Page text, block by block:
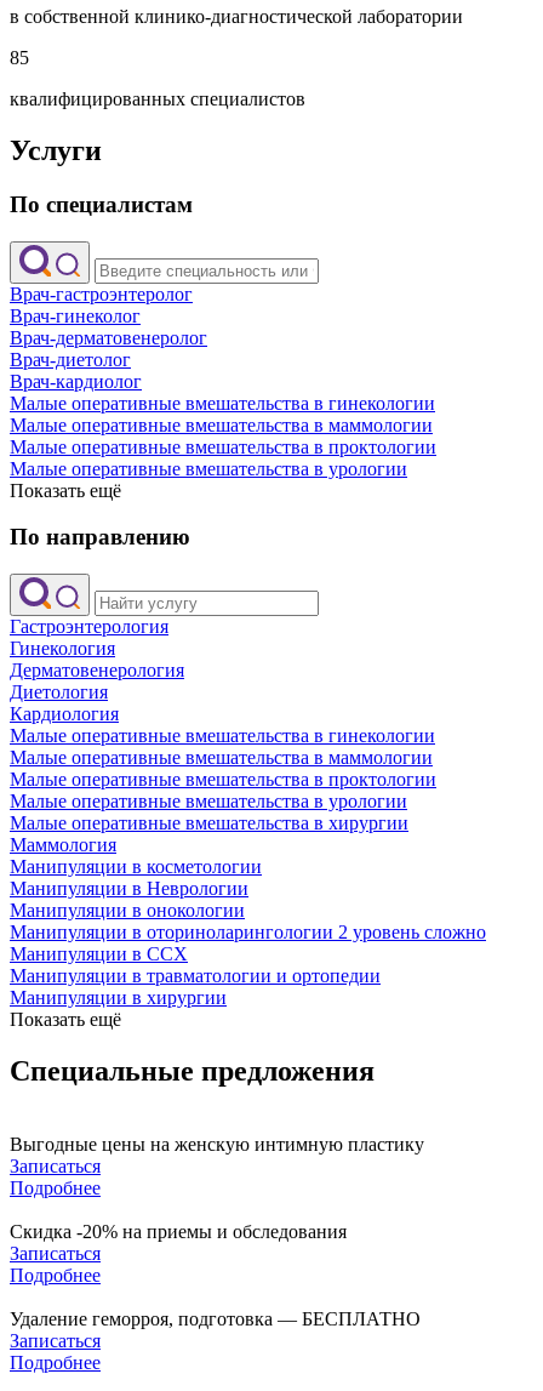
в собственной клинико-диагностической лаборатории
85
квалифицированных специалистов
Услуги
По специалистам
Врач-гастроэнтеролог
Врач-гинеколог
Врач-дерматовенеролог
Врач-диетолог
Врач-кардиолог
Малые оперативные вмешательства в гинекологии
Малые оперативные вмешательства в маммологии
Малые оперативные вмешательства в проктологии
Малые оперативные вмешательства в урологии
Показать ещё
По направлению
Гастроэнтерология
Гинекология
Дерматовенерология
Диетология
Кардиология
Малые оперативные вмешательства в гинекологии
Малые оперативные вмешательства в маммологии
Малые оперативные вмешательства в проктологии
Малые оперативные вмешательства в урологии
Малые оперативные вмешательства в хирургии
Маммология
Манипуляции в косметологии
Манипуляции в Неврологии
Манипуляции в онокологии
Манипуляции в оториноларингологии 2 уровень сложно
Манипуляции в ССХ
Манипуляции в травматологии и ортопедии
Манипуляции в хирургии
Показать ещё
Специальные предложения
Выгодные цены на женскую интимную пластику
Записаться
Подробнее
Скидка -20% на приемы и обследования
Записаться
Подробнее
Удаление геморроя, подготовка — БЕСПЛАТНО
Записаться
Подробнее